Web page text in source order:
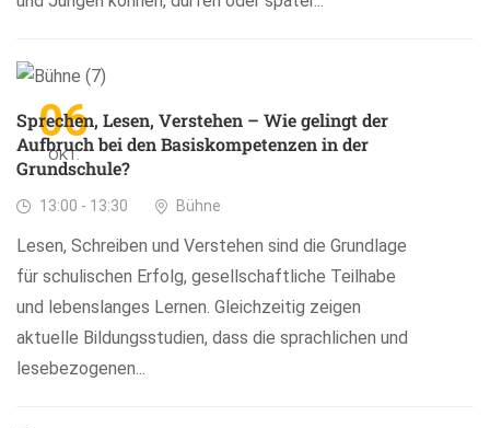
06
OKT.
Sprechen, Lesen, Verstehen – Wie gelingt der
Aufbruch bei den Basiskompetenzen in der
Grundschule?
13:00 - 13:30 Bühne
Lesen, Schreiben und Verstehen sind die Grundlage
für schulischen Erfolg, gesellschaftliche Teilhabe
und lebenslanges Lernen. Gleichzeitig zeigen
aktuelle Bildungsstudien, dass die sprachlichen und
lesebezogenen...